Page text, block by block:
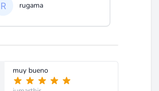
rugama
muy bueno